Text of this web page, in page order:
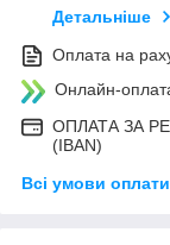
Детальніше
Оплата на
Онлайн-
ОПЛАТА ЗА
(IBAN)
Всі умови оплати